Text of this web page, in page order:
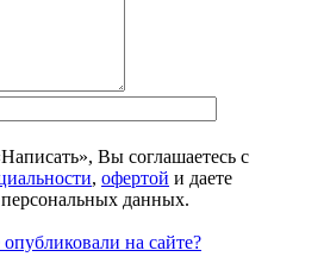
Вы соглашаетесь с
, офертой и даете
персональных данных.
на сайте?